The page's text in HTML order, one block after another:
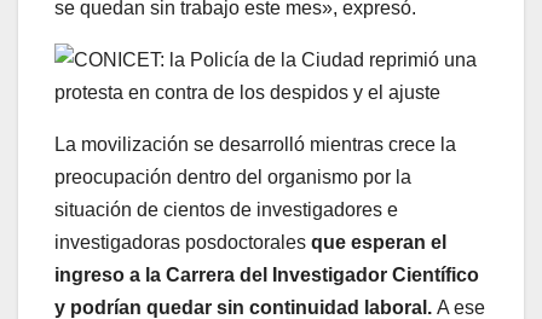
se quedan sin trabajo este mes», expresó.
La movilización se desarrolló mientras crece la
preocupación dentro del organismo por la
situación de cientos de investigadores e
investigadoras posdoctorales que esperan el
ingreso a la Carrera del Investigador Científico
y podrían quedar sin continuidad laboral. A ese